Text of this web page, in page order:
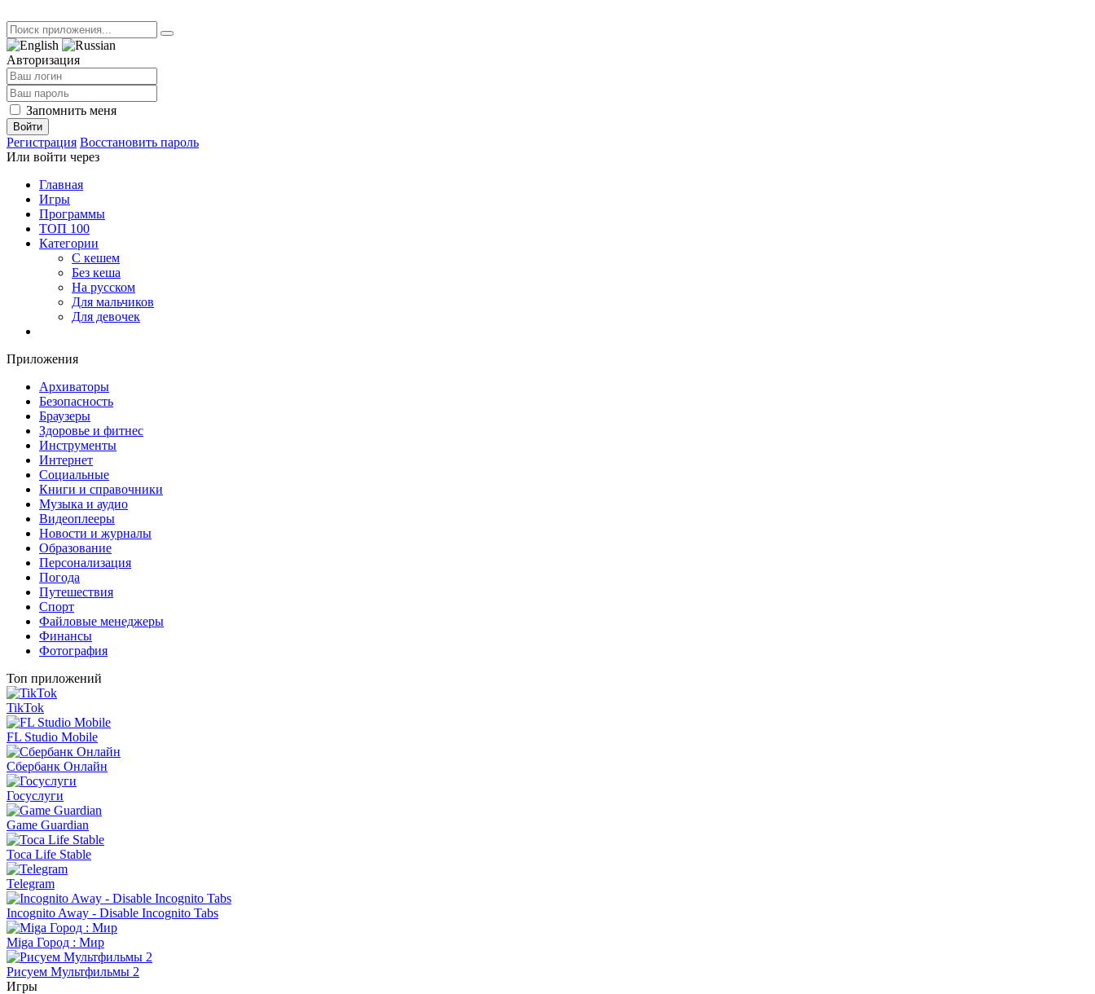
Авторизация
Запомнить меня
Войти
Регистрация Восстановить пароль
Или войти через
Главная
Игры
Программы
ТОП 100
Категории
С кешем
Без кеша
На русском
Для мальчиков
Для девочек
Приложения
Архиваторы
Безопасность
Браузеры
Здоровье и фитнес
Инструменты
Интернет
Социальные
Книги и справочники
Музыка и аудио
Видеоплееры
Новости и журналы
Образование
Персонализация
Погода
Путешествия
Спорт
Файловые менеджеры
Финансы
Фотография
Топ приложений
TikTok
FL Studio Mobile
Сбербанк Онлайн
Госуслуги
Game Guardian
Toca Life Stable
Telegram
Incognito Away - Disable Incognito Tabs
Miga Город : Мир
Рисуем Мультфильмы 2
Игры